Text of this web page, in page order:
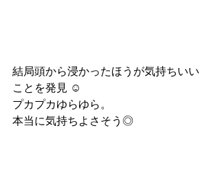
結局頭から浸かったほうが気持ちいい
ことを発見 ☺︎
プカプカゆらゆら。
本当に気持ちよさそう◎